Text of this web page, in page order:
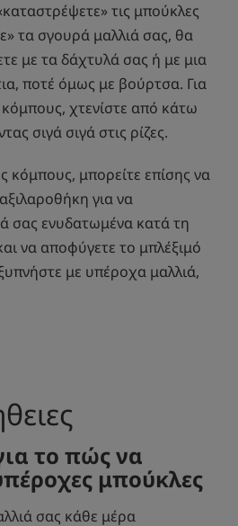
τις μπούκλες
τα σγουρά μαλλιά σας, θα
με τα δάχτυλά σας ή με μια
ποτέ όμως με βούρτσα. Για
χτενίστε από κάτω
σιγά σιγά στις ρίζες.
κόμπους, μπορείτε επίσης να
για να
σας ενυδατωμένα κατά τη
να αποφύγετε το μπλέξιμό
με υπέροχα μαλλιά,
το πώς να
μπούκλες
σας κάθε μέρα